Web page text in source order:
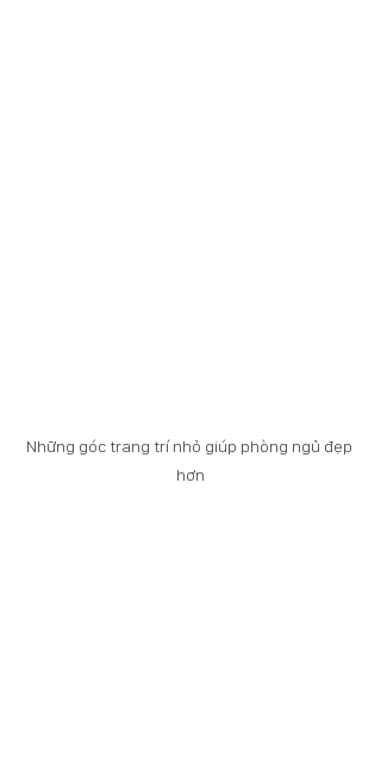
Những góc trang trí nhỏ giúp phòng ngủ đẹp
hơn